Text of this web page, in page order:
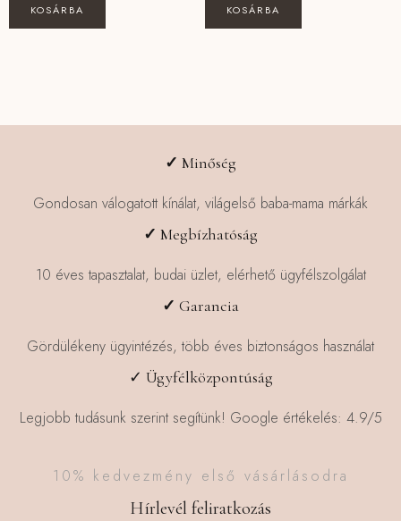
KOSÁRBA KOSÁRBA
✓ Minőség
Gondosan válogatott kínálat, világelső baba-mama márkák
✓ Megbízhatóság
10 éves tapasztalat, budai üzlet, elérhető ügyfélszolgálat
✓ Garancia
Gördülékeny ügyintézés, több éves biztonságos használat
✓ Ügyfélközpontúság
Legjobb tudásunk szerint segítünk! Google értékelés: 4.9/5
10% kedvezmény első vásárlásodra
Hírlevél feliratkozás